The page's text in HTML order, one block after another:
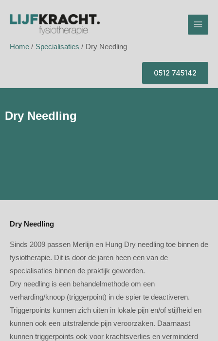
inhoudHome Specialisaties Dry Needling
0512 745142
Dry Needling
Dry Needling
Sinds 2009 passen Merlijn en Hung Dry needling toe binnen de
fysiotherapie. Dit is door de jaren heen een van de
specialisaties binnen de praktijk geworden.
Dry needling is een behandelmethode om een
verharding/knoop (triggerpoint) in de spier te deactiveren.
Triggerpoints kunnen zich uiten in lokale pijn en/of stijfheid en
kunnen ook een uitstralende pijn veroorzaken. Daarnaast
kunnen triggerpoints ook voor krachtsverlies en verminderd